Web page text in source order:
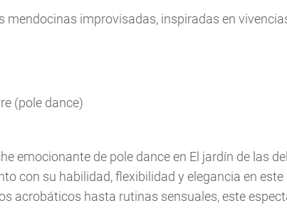
mendocinas improvisadas, inspiradas en
(pole dance)
emocionante de pole dance en El jardín de las
con su habilidad, flexibilidad y elegancia en
acrobáticos hasta rutinas sensuales, este